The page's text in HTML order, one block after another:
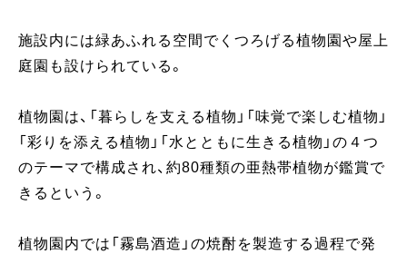
施設内には緑あふれる空間でくつろげる植物園や屋上
庭園も設けられている。
植物園は、「暮らしを支える植物」「味覚で楽しむ植物」
「彩りを添える植物」「水とともに生きる植物」の４つ
のテーマで構成され、約80種類の亜熱帯植物が鑑賞で
きるという。
植物園内では「霧島酒造」の焼酎を製造する過程で発